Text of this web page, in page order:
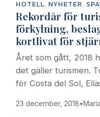
HOTELL, NYHETER ,
Rekordår för
förkylning,
kortlivat för
Året som gått, 2018
det gäller turismen.
för Costa del Sol,
23 december, 2018• Maria